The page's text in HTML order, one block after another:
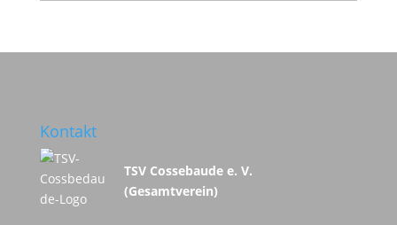
Kontakt
TSV Cossebaude e. V.
(Gesamtverein)